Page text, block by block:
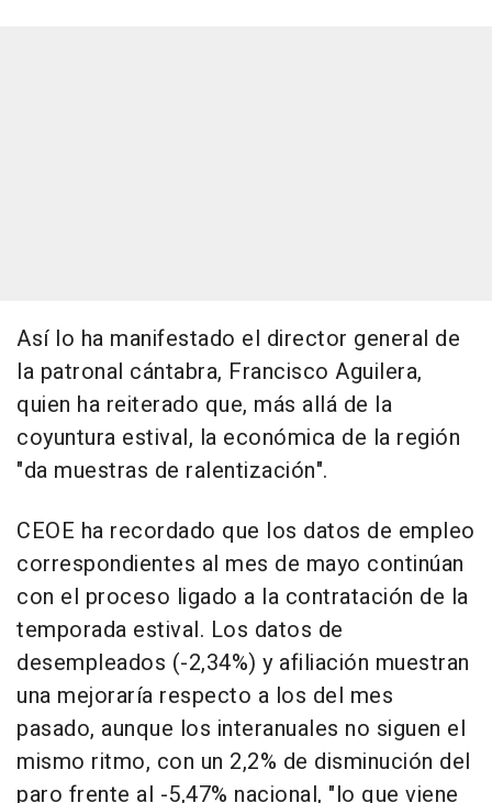
Así lo ha manifestado el director general de
la patronal cántabra, Francisco Aguilera,
quien ha reiterado que, más allá de la
coyuntura estival, la económica de la región
"da muestras de ralentización".
CEOE ha recordado que los datos de empleo
correspondientes al mes de mayo continúan
con el proceso ligado a la contratación de la
temporada estival. Los datos de
desempleados (-2,34%) y afiliación muestran
una mejoraría respecto a los del mes
pasado, aunque los interanuales no siguen el
mismo ritmo, con un 2,2% de disminución del
paro frente al -5,47% nacional, "lo que viene